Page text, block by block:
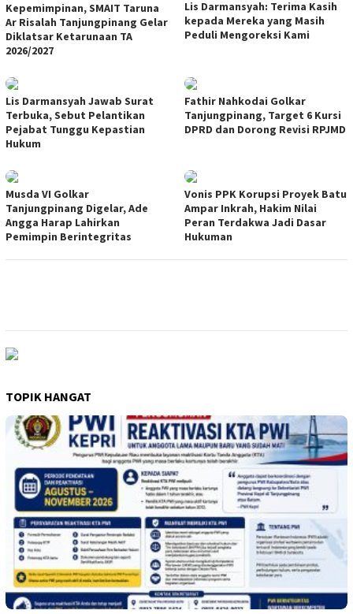
Kepemimpinan, SMAIT Taruna
Ar Risalah Tanjungpinang Gelar
Diklatsar Ketarunaan TA
2026/2027
Lis Darmansyah: Terima Kasih
kepada Mereka yang Masih
Peduli Mengoreksi Kami
Lis Darmansyah Jawab Surat
Terbuka, Sebut Pelantikan
Pejabat Tunggu Kepastian
Hukum
Fathir Nahkodai Golkar
Tanjungpinang, Target 6 Kursi
DPRD dan Dorong Revisi RPJMD
Musda VI Golkar
Tanjungpinang Digelar, Ade
Angga Harap Lahirkan
Pemimpin Berintegritas
Vonis PPK Korupsi Proyek Batu
Ampar Inkrah, Hakim Nilai
Peran Terdakwa Jadi Dasar
Hukuman
TOPIK HANGAT